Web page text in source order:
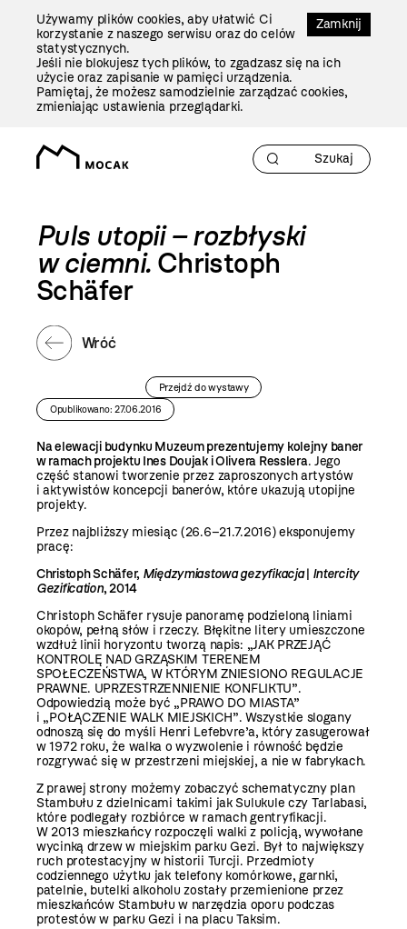
Zamknij
Używamy plików cookies, aby ułatwić Ci
korzystanie z naszego serwisu oraz do celów
statystycznych.
Jeśli nie blokujesz tych plików, to zgadzasz się na ich
użycie oraz zapisanie w pamięci urządzenia.
Pamiętaj, że możesz samodzielnie zarządzać cookies,
zmieniając ustawienia przeglądarki.
Puls utopii – rozbłyski
w ciemni. Christoph
Schäfer
Wróć
Przejdź do wystawy
Opublikowano: 27.06.2016
Na elewacji budynku Muzeum prezentujemy kolejny baner
w ramach projektu Ines Doujak i Olivera Resslera. Jego
część stanowi tworzenie przez zaproszonych artystów
i aktywistów koncepcji banerów, które ukazują utopijne
projekty.
Przez najbliższy miesiąc (26.6–21.7.2016) eksponujemy
pracę:
Christoph Schäfer, Międzymiastowa gezyfikacja| Intercity
Gezification, 2014
Christoph Schäfer rysuje panoramę podzieloną liniami
okopów, pełną słów i rzeczy. Błękitne litery umieszczone
wzdłuż linii horyzontu tworzą napis: „JAK PRZEJĄĆ
KONTROLĘ NAD GRZĄSKIM TERENEM
SPOŁECZEŃSTWA, W KTÓRYM ZNIESIONO REGULACJE
PRAWNE. UPRZESTRZENNIENIE KONFLIKTU”.
Odpowiedzią może być „PRAWO DO MIASTA”
i „POŁĄCZENIE WALK MIEJSKICH”. Wszystkie slogany
odnoszą się do myśli Henri Lefebvre’a, który zasugerował
w 1972 roku, że walka o wyzwolenie i równość będzie
rozgrywać się w przestrzeni miejskiej, a nie w fabrykach.
Z prawej strony możemy zobaczyć schematyczny plan
Stambułu z dzielnicami takimi jak Sulukule czy Tarlabasi,
które podlegały rozbiórce w ramach gentryfikacji.
W 2013 mieszkańcy rozpoczęli walki z policją, wywołane
wycinką drzew w miejskim parku Gezi. Był to największy
ruch protestacyjny w historii Turcji. Przedmioty
codziennego użytku jak telefony komórkowe, garnki,
patelnie, butelki alkoholu zostały przemienione przez
mieszkańców Stambułu w narzędzia oporu podczas
protestów w parku Gezi i na placu Taksim.